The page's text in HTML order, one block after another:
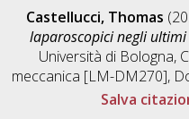
Castellucci, Thomas
laparoscopici negli ultimi
Università di Bologna,
meccanica [LM-DM270],
Salva